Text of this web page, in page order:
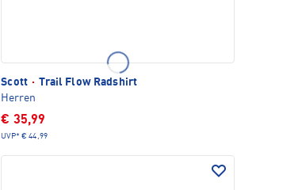
Scott · Trail Flow Radshirt
Herren
€ 35,99
UVP* € 44,99